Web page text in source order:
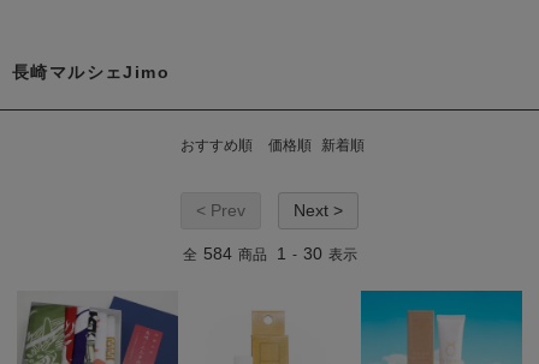
長崎マルシェJimo
おすすめ順 価格順 新着順
< Prev Next >
全 584 商品 1 - 30 表示